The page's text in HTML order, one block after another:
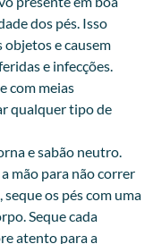
dos pés. Isso
objetos e causem
e infecções.
com meias
qualquer tipo de
e sabão neutro.
mão para não correr
os pés com uma
Seque cada
atento para a